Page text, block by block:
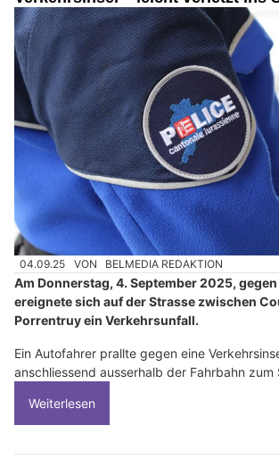
04.09.25 VON BELMEDIA REDAKTION
Am Donnerstag, 4. September 2025, gegen
ereignete sich auf der Strasse zwischen
Porrentruy ein Verkehrsunfall.
Ein Autofahrer prallte gegen eine
anschliessend ausserhalb der Fahrbahn zum
Weiterlesen